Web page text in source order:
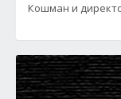
Кошман и